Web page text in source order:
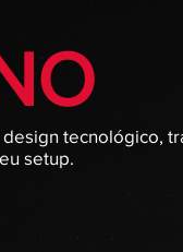
tecnológico,
setup.